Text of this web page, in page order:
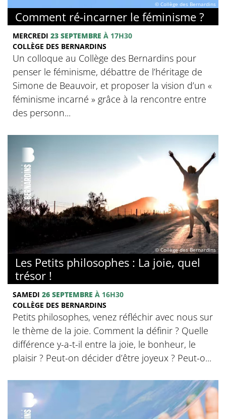
© Collège des Bernardins
Comment ré-incarner le féminisme ?
MERCREDI 23 SEPTEMBRE À 17H30
COLLÈGE DES BERNARDINS
Un colloque au Collège des Bernardins pour
penser le féminisme, débattre de l’héritage de
Simone de Beauvoir, et proposer la vision d’un «
féminisme incarné » grâce à la rencontre entre
des personn...
© Collège des Bernardins
Les Petits philosophes : La joie, quel
trésor !
SAMEDI 26 SEPTEMBRE À 16H30
COLLÈGE DES BERNARDINS
Petits philosophes, venez réfléchir avec nous sur
le thème de la joie. Comment la définir ? Quelle
différence y-a-t-il entre la joie, le bonheur, le
plaisir ? Peut-on décider d’être joyeux ? Peut-o...